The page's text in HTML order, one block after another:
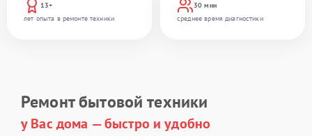
13+
лет опыта в ремонте техники
30 мин
среднее время диагностики
Ремонт бытовой техники
у Вас дома — быстро и удобно